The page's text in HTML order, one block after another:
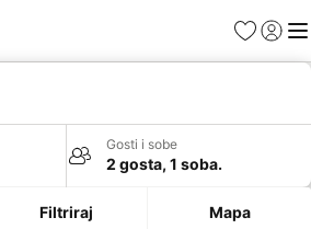
FavoritiPrijavi
Gosti i sobe
2 gosta, 1 soba.
Filtriraj Mapa